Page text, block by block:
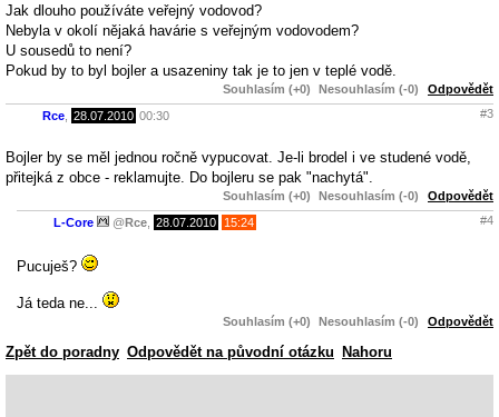
Jak dlouho používáte veřejný vodovod?
Nebyla v okolí nějaká havárie s veřejným vodovodem?
U sousedů to není?
Pokud by to byl bojler a usazeniny tak je to jen v teplé vodě.
Souhlasím (+0) Nesouhlasím (-0) Odpovědět
Rce 28.07.2010 00:30 #3
Bojler by se měl jednou ročně vypucovat. Je-li brodel i ve studené vodě,
přitejká z obce - reklamujte. Do bojleru se pak "nachytá".
Souhlasím (+0) Nesouhlasím (-0) Odpovědět
L-Core @Rce 28.07.2010 15:24 #4
Pucuješ?
Já teda ne...
Souhlasím (+0) Nesouhlasím (-0) Odpovědět
Zpět do poradny Odpovědět na původní otázku Nahoru